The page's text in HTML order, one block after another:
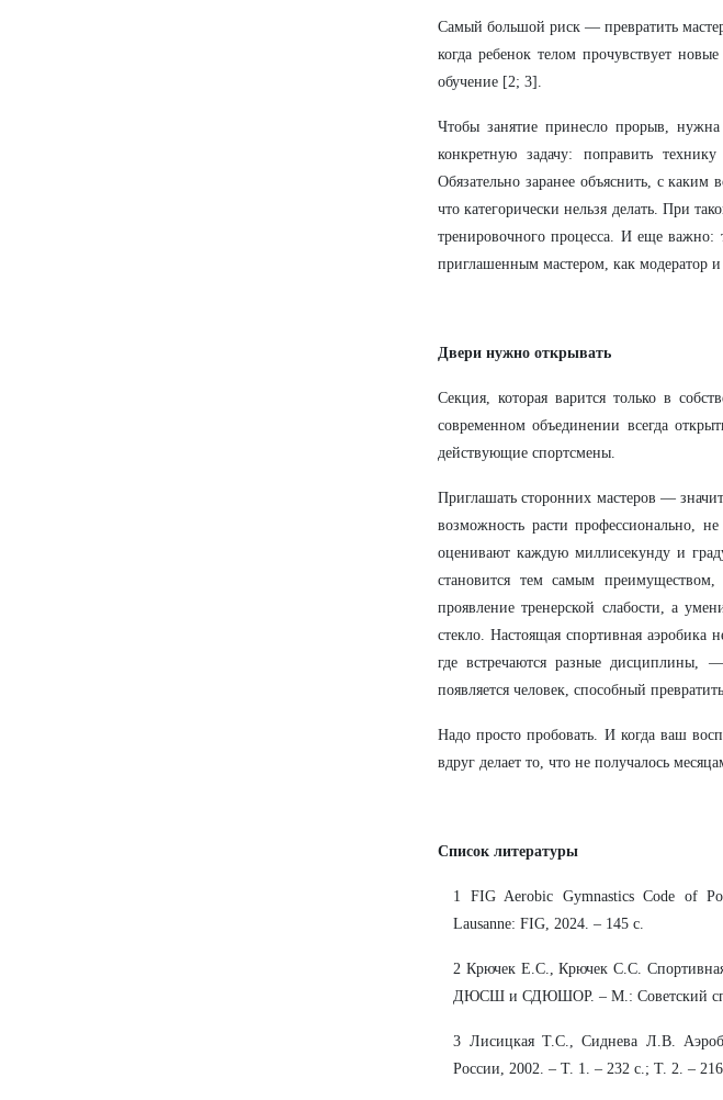
Самый большой риск — превратить
когда ребенок телом прочувствует
обучение [2; 3].
Чтобы занятие принесло прорыв, нужна
конкретную задачу: поправить
Обязательно заранее объяснить, с
что категорически нельзя делать. При
тренировочного процесса. И еще важно:
приглашенным мастером, как модератор
Двери нужно открывать
Секция, которая варится только в
современном объединении всегда
действующие спортсмены.
Приглашать сторонних мастеров —
возможность расти профессионально,
оценивают каждую миллисекунду и
становится тем самым преимуществом,
проявление тренерской слабости, а
стекло. Настоящая спортивная аэробика
где встречаются разные дисциплины,
появляется человек, способный
Надо просто пробовать. И когда ваш
вдруг делает то, что не получалось
Список литературы
1 FIG Aerobic Gymnastics Code of
Lausanne: FIG, 2024. – 145 с.
2 Крючек Е.С., Крючек С.С. Спортивная
ДЮСШ и СДЮШОР. – М.: Советский
3 Лисицкая Т.С., Сиднева Л.В.
России, 2002. – Т. 1. – 232 с.; Т. 2. –